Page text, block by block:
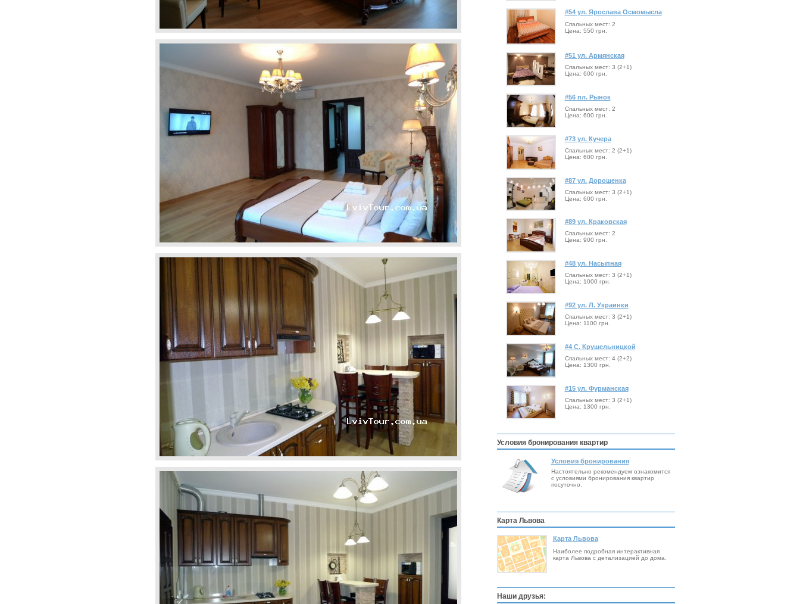
#54 ул. Ярослава Осмомысла
Спальных мест: 2
Цена: 550 грн.
#51 ул. Армянская
Спальных мест: 3 (2+1)
Цена: 600 грн.
#56 пл. Рынок
Спальных мест: 2
Цена: 600 грн.
#73 ул. Кучера
Спальных мест: 2 (2+1)
Цена: 600 грн.
#87 ул. Дорошенка
Спальных мест: 3 (2+1)
Цена: 600 грн.
#89 ул. Краковская
Спальных мест: 2
Цена: 900 грн.
#48 ул. Насыпная
Спальных мест: 3 (2+1)
Цена: 1000 грн.
#92 ул. Л. Украинки
Спальных мест: 3 (2+1)
Цена: 1100 грн.
#4 С. Крушельницкой
Спальных мест: 4 (2+2)
Цена: 1300 грн.
#15 ул. Фурманская
Спальных мест: 3 (2+1)
Цена: 1300 грн.
Условия бронирования квартир
Условия бронирования
Настоятельно рекомендуем ознакомится
с условиями бронирования квартир
посуточно.
Карта Львова
Карта Львова
Наиболее подробная интерактивная
карта Львова с детализацией до дома.
Наши друзья: